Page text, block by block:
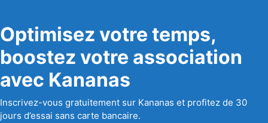
Optimisez votre temps,
boostez votre association
avec Kananas
Inscrivez-vous gratuitement sur Kananas et profitez de 30
jours d’essai sans carte bancaire.